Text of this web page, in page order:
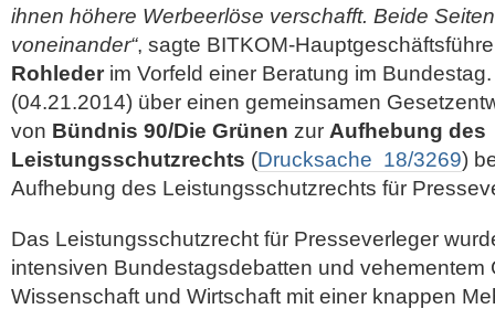
ihnen höhere Werbeerlöse verschafft. Beide
voneinander“, sagte BITKOM-
Rohleder im Vorfeld einer Beratung im
(04.21.2014) über einen gemeinsamen
von Bündnis 90/Die Grünen zur Aufhebung des
Leistungsschutzrechts (Drucksache 18/3269)
Aufhebung des Leistungsschutzrechts für
Das Leistungsschutzrecht für Presseverleger
intensiven Bundestagsdebatten und vehementem
Wissenschaft und Wirtschaft mit einer knappen